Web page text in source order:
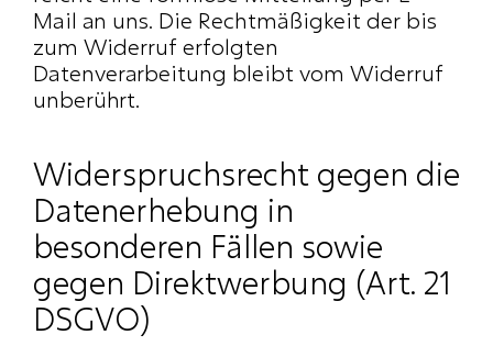
Mail an uns. Die Rechtmäßigkeit der bis
zum Widerruf erfolgten
Datenverarbeitung bleibt vom Widerruf
unberührt.
Widerspruchsrecht gegen die
Datenerhebung in
besonderen Fällen sowie
gegen Direktwerbung (Art. 21
DSGVO)